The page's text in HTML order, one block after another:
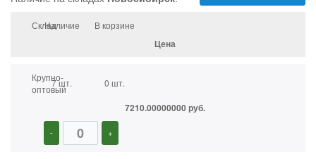
СкладНаличие В корзине
Цена
Крупно-
оптовый
7 шт. 0 шт.
7210.00000000 руб.
- +